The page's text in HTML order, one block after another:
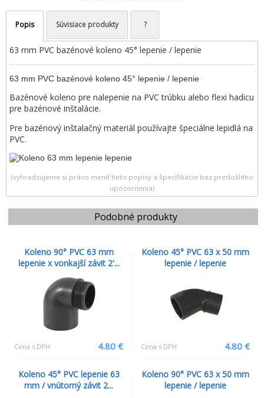
Popis Súvisiace produkty ?
63 mm PVC bazénové koleno 45° lepenie / lepenie
63 mm PVC bazénové koleno 45° lepenie / lepenie
Bazénové koleno pre nalepenie na PVC trúbku alebo flexi hadicu
pre bazénové inštalácie.
Pre bazénový inštalačný materiál používajte špeciálne lepidlá na
PVC.
(vyhradzujeme si právo meniť tieto popisy a špecifikácie bez predošlého
upozornenia)
Podobné produkty
Koleno 90° PVC 63 mm
lepenie x vonkajší závit 2'...
Cena s DPH 4.80 €
Koleno 45° PVC 63 x 50 mm
lepenie / lepenie
Cena s DPH 4.80 €
Koleno 45° PVC lepenie 63
mm / vnútorný závit 2...
Koleno 90° PVC 63 x 50 mm
lepenie / lepenie